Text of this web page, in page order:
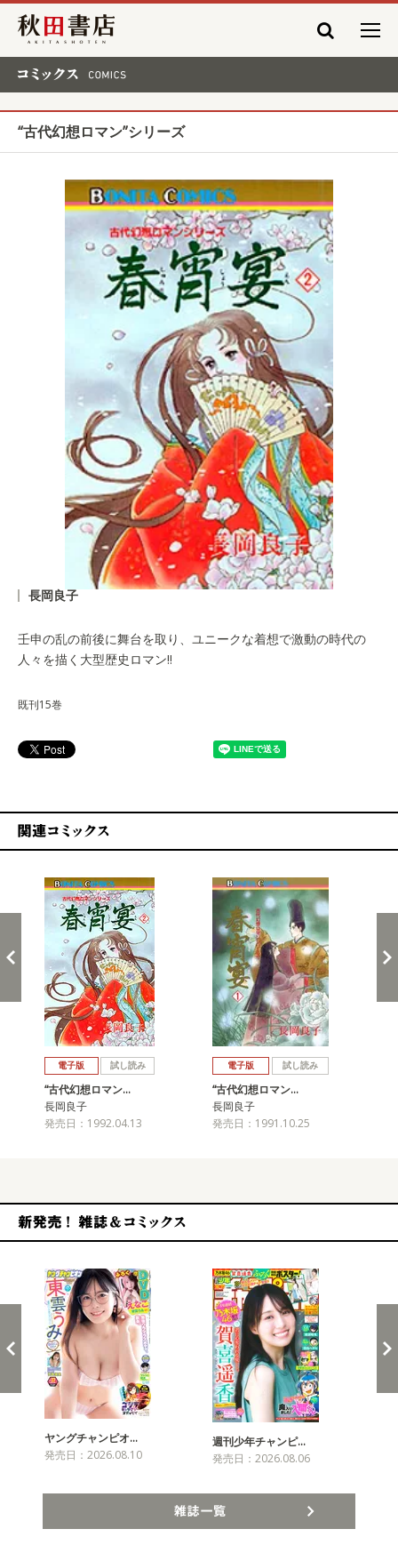
秋田書店
“古代幻想ロマン”シリーズ
長岡良子
壬申の乱の前後に舞台を取り、ユニークな着想で激動の時代の
人々を描く大型歴史ロマン!!
既刊15巻
電子版 試し読み
“古代幻想ロマン…
長岡良子
発売日：1992.04.13
電子版 試し読み
“古代幻想ロマン…
長岡良子
発売日：1991.10.25
ヤングチャンピオ…
発売日：2026.08.10
週刊少年チャンピ…
発売日：2026.08.06